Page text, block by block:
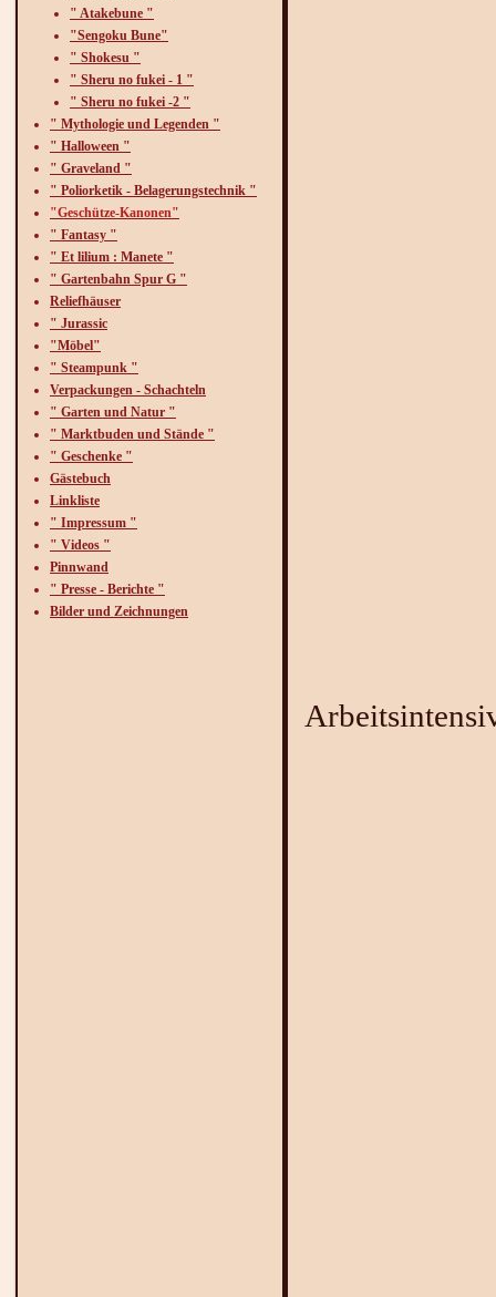
" Atakebune "
"Sengoku Bune"
" Shokesu "
" Sheru no fukei - 1 "
" Sheru no fukei -2 "
" Mythologie und Legenden "
" Halloween "
" Graveland "
" Poliorketik - Belagerungstechnik "
"Geschütze-Kanonen"
" Fantasy "
" Et lilium : Manete "
" Gartenbahn Spur G "
Reliefhäuser
" Jurassic
"Möbel"
" Steampunk "
Verpackungen - Schachteln
" Garten und Natur "
" Marktbuden und Stände "
" Geschenke "
Gästebuch
Linkliste
" Impressum "
" Videos "
Pinnwand
" Presse - Berichte "
Bilder und Zeichnungen